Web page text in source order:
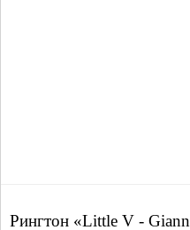
Рингтон «Little V -